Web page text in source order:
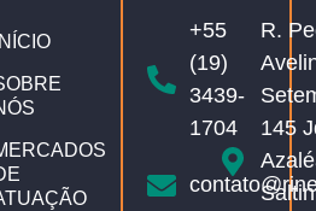
INÍCIO
+55
(19)
3439-
1704
R.
145